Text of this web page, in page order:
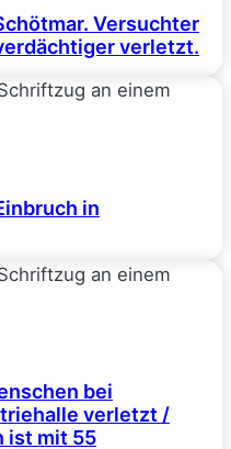
Versuchter
verletzt.
in
bei
verletzt /
ist mit 55